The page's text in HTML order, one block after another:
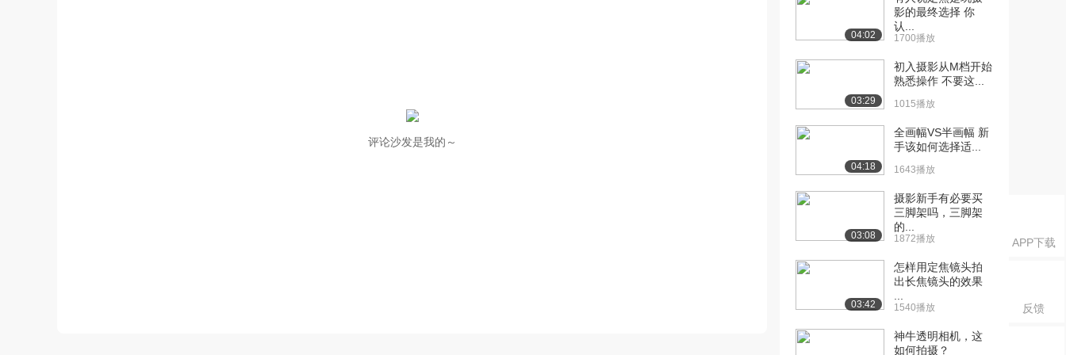
APP下载
反馈
评论沙发是我的～
04:02
影的最终选择 你
认...
1700播放
03:29
初入摄影从M档开始
熟悉操作 不要这...
1015播放
04:18
全画幅VS半画幅 新
手该如何选择适...
1643播放
03:08
摄影新手有必要买
三脚架吗，三脚架
的...
1872播放
03:42
怎样用定焦镜头拍
出长焦镜头的效果
1540播放
神牛透明相机，这
如何拍摄？